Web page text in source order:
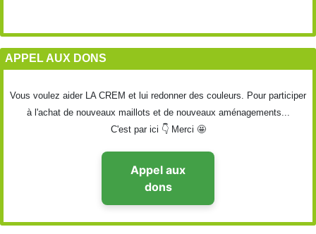
APPEL AUX DONS
Vous voulez aider LA CREM et lui redonner des couleurs. Pour participer
à l'achat de nouveaux maillots et de nouveaux aménagements...
C'est par ici 👇 Merci 🤩
Appel aux
dons